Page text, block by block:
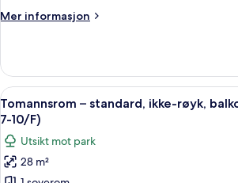
(Rainbow
10/F)
Mer informasjon
Mer
–
superior,
ikke-
røyk,
balkong
(Rainbow
Floor
7-
Åpne
alle
bildene
av
Tomannsrom
5
Tomannsrom – standard, ikke-røyk,
7-10/F)
Utsikt mot park
28 m²